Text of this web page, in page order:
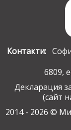
Контакти:
6809,
Декларация
(сайт
2014 - 2026 ©